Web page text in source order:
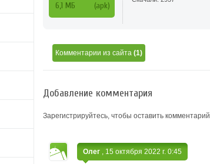
6,1 MБ (apk)
Комментарии из сайта (1)
Добавление комментария
Зарегистрируйтесь, чтобы оставить комментарий
Олег , 15 октября 2022 г. 0:45